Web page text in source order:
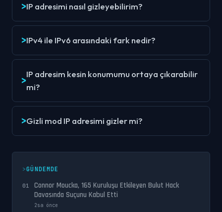
IP adresimi nasıl gizleyebilirim?
IPv4 ile IPv6 arasındaki fark nedir?
IP adresim kesin konumumu ortaya çıkarabilir
mi?
Gizli mod IP adresimi gizler mi?
GÜNDEMDE
01
Connor Moucka, 165 Kuruluşu Etkileyen Bulut Hack
Davasında Suçunu Kabul Etti
2sa önce